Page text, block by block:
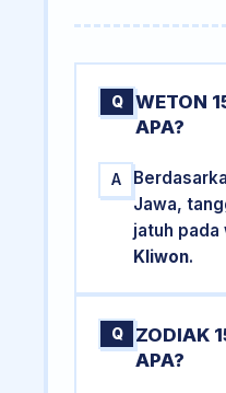
Q
WETON
APA?
A
Jawa,
jatuh pada
Kliwon.
Q
ZODIAK
APA?